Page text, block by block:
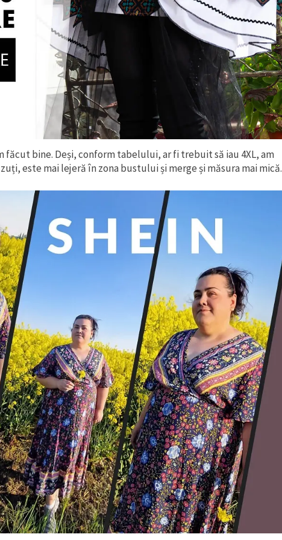
făcut bine. Deși, conform tabelului, ar fi trebuit să iau 4XL, am
este mai lejeră în zona bustului și merge și măsura mai mică.